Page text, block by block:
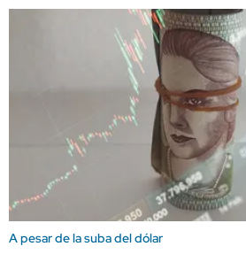
A pesar de la suba del dólar